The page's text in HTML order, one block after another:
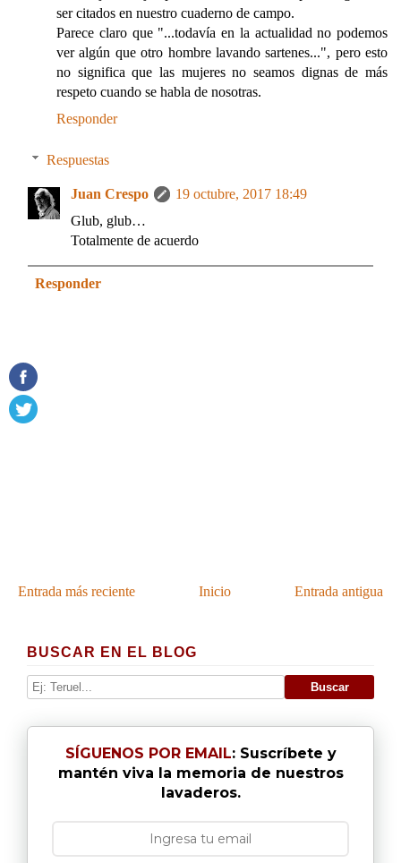
ser citados en nuestro cuaderno de campo.
Parece claro que "...todavía en la actualidad no podemos
ver algún que otro hombre lavando sartenes...", pero esto
no significa que las mujeres no seamos dignas de más
respeto cuando se habla de nosotras.
Responder
Respuestas
Juan Crespo
19 octubre, 2017 18:49
Glub, glub…
Totalmente de acuerdo
Responder
Entrada más reciente Entrada antigua
Inicio
BUSCAR EN EL BLOG
SÍGUENOS POR EMAIL: Suscríbete y
mantén viva la memoria de nuestros
lavaderos.